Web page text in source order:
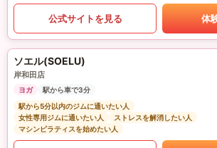
公式サイトを見る 体
ソエル(SOELU)
岸和田店
ヨガ
駅から車で3分
駅から5分以内のジムに通いたい人
女性専用ジムに通いたい人
ストレスを解消したい人
マシンピラティスを始めたい人